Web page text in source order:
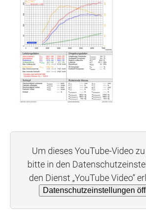
Um dieses YouTube-Video
bitte in den
den Dienst „YouTube Video“
Datenschutzeinstellungen